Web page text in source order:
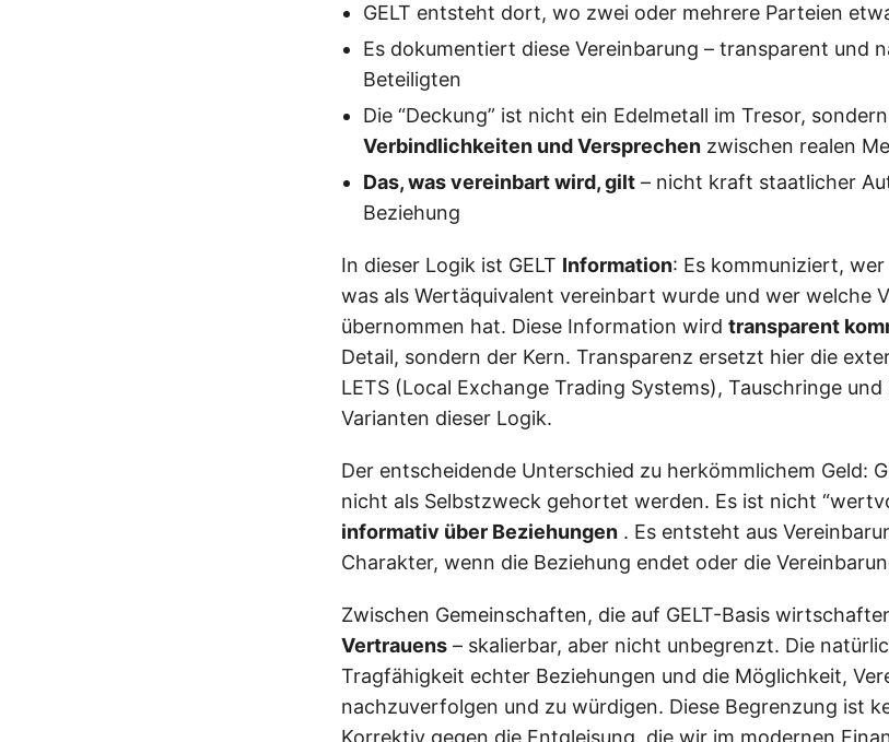
GELT entsteht dort, wo zwei oder mehrere Parteien
Es dokumentiert diese Vereinbarung – transparent und
Beteiligten
Die “Deckung” ist nicht ein Edelmetall im Tresor,
Verbindlichkeiten und Versprechen zwischen realen
Das, was vereinbart wird, gilt – nicht kraft staatlicher
Beziehung
In dieser Logik ist GELT Information: Es kommuniziert,
was als Wertäquivalent vereinbart wurde und wer welche
übernommen hat. Diese Information wird transparent
Detail, sondern der Kern. Transparenz ersetzt hier die
LETS (Local Exchange Trading Systems), Tauschringe
Varianten dieser Logik.
Der entscheidende Unterschied zu herkömmlichem Geld:
nicht als Selbstzweck gehortet werden. Es ist nicht
informativ über Beziehungen . Es entsteht aus
Charakter, wenn die Beziehung endet oder die
Zwischen Gemeinschaften, die auf GELT-Basis
Vertrauens – skalierbar, aber nicht unbegrenzt. Die
Tragfähigkeit echter Beziehungen und die Möglichkeit,
nachzuverfolgen und zu würdigen. Diese Begrenzung ist
Korrektiv gegen die Entgleisung, die wir im modernen